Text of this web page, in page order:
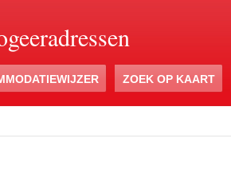
ZOEK OP KAART